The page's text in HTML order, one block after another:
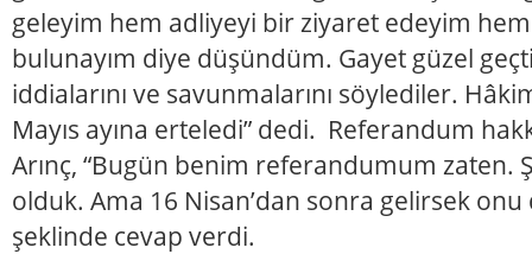
geleyim hem adliyeyi bir ziyaret edeyim
bulunayım diye düşündüm. Gayet güzel
iddialarını ve savunmalarını söylediler.
Mayıs ayına erteledi” dedi. Referandum
Arınç, “Bugün benim referandumum zaten.
olduk. Ama 16 Nisan’dan sonra gelirsek onu
şeklinde cevap verdi.